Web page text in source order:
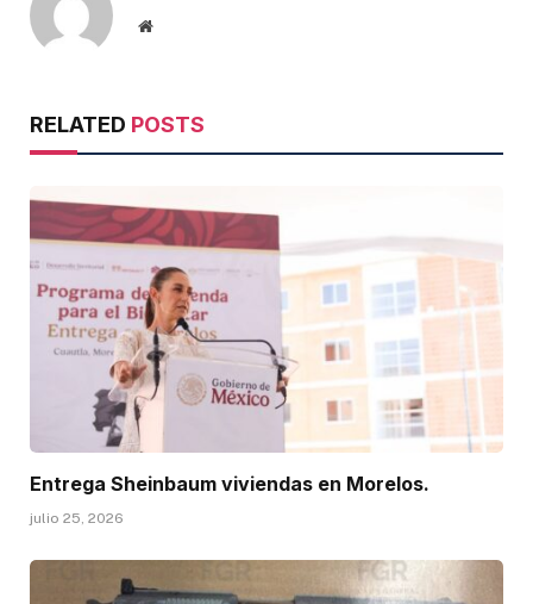
Website
RELATED POSTS
Entrega Sheinbaum viviendas en Morelos.
julio 25, 2026